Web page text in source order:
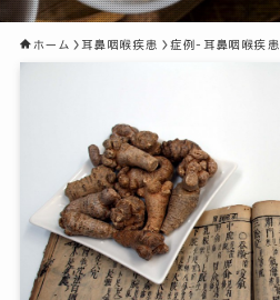
ホーム 耳鼻咽喉疾患 症例-耳鼻咽喉疾患